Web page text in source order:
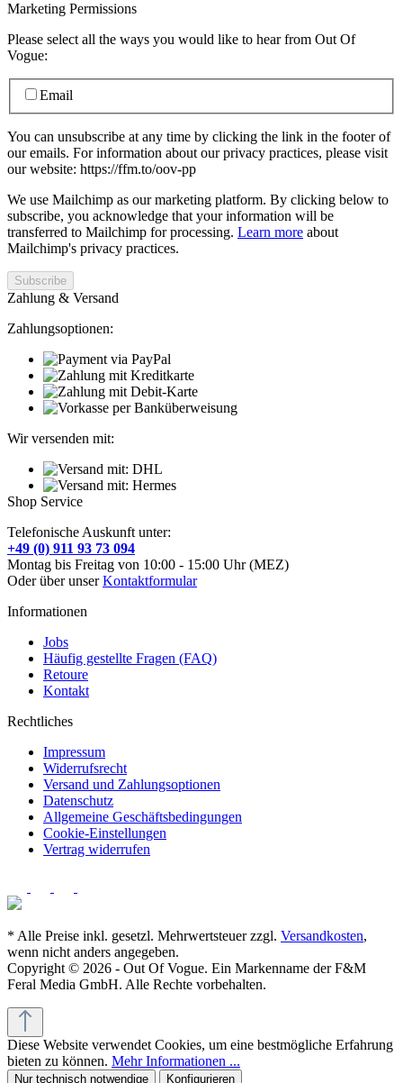
Marketing Permissions
Please select all the ways you would like to hear from Out Of
Vogue:
Email
You can unsubscribe at any time by clicking the link in the footer of
our emails. For information about our privacy practices, please visit
our website: https://ffm.to/oov-pp
We use Mailchimp as our marketing platform. By clicking below to
subscribe, you acknowledge that your information will be
transferred to Mailchimp for processing. Learn more about
Mailchimp's privacy practices.
Zahlung & Versand
Zahlungsoptionen:
Wir versenden mit:
Shop Service
Telefonische Auskunft unter:
+49 (0) 911 93 73 094
Montag bis Freitag von 10:00 - 15:00 Uhr (MEZ)
Oder über unserKontaktformular
Informationen
Jobs
Häufig gestellte Fragen (FAQ)
Retoure
Kontakt
Rechtliches
Impressum
Widerrufsrecht
Versand und Zahlungsoptionen
Datenschutz
Allgemeine Geschäftsbedingungen
Cookie-Einstellungen
Vertrag widerrufen
* Alle Preise inkl. gesetzl. Mehrwertsteuer zzgl. Versandkosten,
wenn nicht anders angegeben.
Copyright © 2026 - Out Of Vogue. Ein Markenname der F&M
Feral Media GmbH. Alle Rechte vorbehalten.
Diese Website verwendet Cookies, um eine bestmögliche Erfahrung
bieten zu können. Mehr Informationen ...
Nur technisch notwendige Konfigurieren